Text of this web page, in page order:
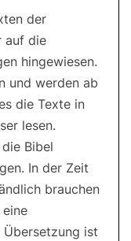
der
auf die
hingewiesen.
und werden ab
die Texte in
lesen.
Bibel
In der Zeit
brauchen
ist